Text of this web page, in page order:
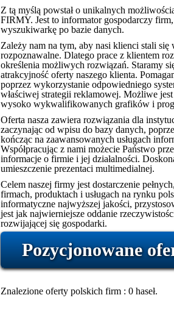
Z tą myślą powstał o unikalnych
FIRMY. Jest to informator gospodarczy
wyszukiwarkę po bazie danych.
Zależy nam na tym, aby nasi klienci stali
rozpoznawalne. Dlatego prace z klientem
określenia możliwych rozwiązań. Staramy
atrakcyjność oferty naszego klienta.
poprzez wykorzystanie odpowiedniego
właściwej strategii reklamowej. Możliwe
wysoko wykwalifikowanych grafików i
Oferta nasza zawiera rozwiązania dla
zaczynając od wpisu do bazy danych,
kończąc na zaawansowanych usługach
Współpracując z nami możecie Państwo
informacje o firmie i jej działalności.
umieszczenie prezentaci multimedialnej.
Celem naszej firmy jest dostarczenie
firmach, produktach i usługach na rynku
informatyczne najwyższej jakości,
jest jak najwierniejsze oddanie
rozwijającej się gospodarki.
Pozycjonowane
Znalezione oferty polskich firm : 0 haseł.